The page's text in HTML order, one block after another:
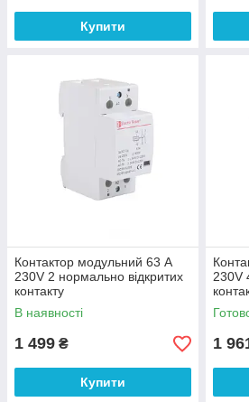
Купити
Контактор модульний 63 A
230V 2 нормально відкритих
контакту
В наявності
1 499 ₴
Купити
230V
1